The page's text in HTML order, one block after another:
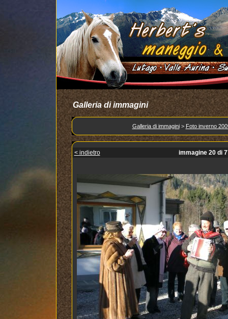
Galleria di immagini
Galleria di immagini> Foto inverno
< indietro immagine 20 di